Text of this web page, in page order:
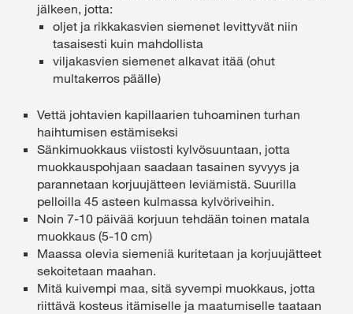
jälkeen, jotta:
oljet ja rikkakasvien siemenet levittyvät niin
tasaisesti kuin mahdollista
viljakasvien siemenet alkavat itää (ohut
multakerros päälle)
Vettä johtavien kapillaarien tuhoaminen turhan
haihtumisen estämiseksi
Sänkimuokkaus viistosti kylvösuuntaan, jotta
muokkauspohjaan saadaan tasainen syvyys ja
parannetaan korjuujätteen leviämistä. Suurilla
pelloilla 45 asteen kulmassa kylvöriveihin.
Noin 7-10 päivää korjuun tehdään toinen matala
muokkaus (5-10 cm)
Maassa olevia siemeniä kuritetaan ja korjuujätteet
sekoitetaan maahan.
Mitä kuivempi maa, sitä syvempi muokkaus, jotta
riittävä kosteus itämiselle ja maatumiselle taataan